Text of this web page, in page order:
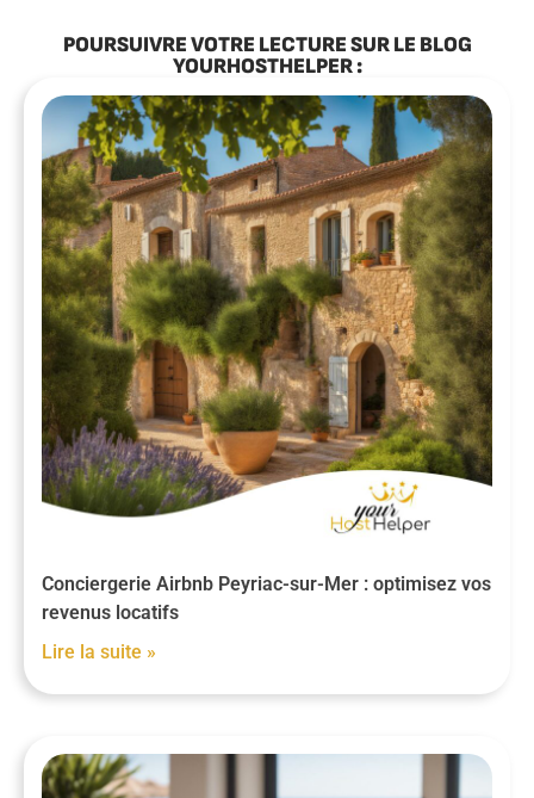
POURSUIVRE VOTRE LECTURE SUR LE BLOG
YOURHOSTHELPER :
Conciergerie Airbnb Peyriac-sur-Mer : optimisez vos
revenus locatifs
Lire la suite »